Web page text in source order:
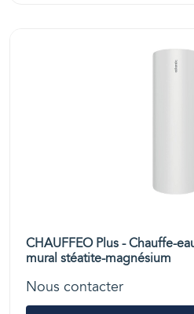
CHAUFFEO Plus - Chauffe-
mural stéatite-magnésium
Nous contacter